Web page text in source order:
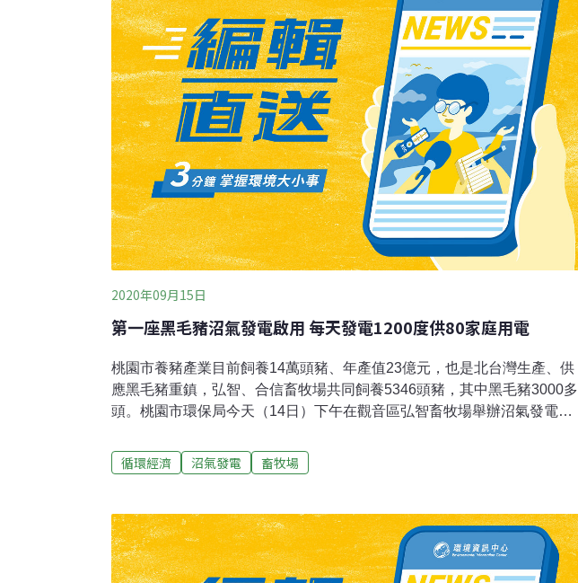
2020年09月15日
第一座黑毛豬沼氣發電啟用 每天發電1200度供80家庭用電
桃園市養豬產業目前飼養14萬頭豬、年產值23億元，也是北台灣生產、供
應黑毛豬重鎮，弘智、合信畜牧場共同飼養5346頭豬，其中黑毛豬3000多
頭。桃園市環保局今天（14日）下午在觀音區弘智畜牧場舉辦沼氣發電啟
也是桃園35家畜牧場的第一家啟用沼氣發電畜牧場。呂理德表示，養豬會
產生高濃度豬糞尿廢水，利用蒐集的沼氣轉化熱能發電，廢水處理後乾淨
至比煤、天然氣更高，以該場每天發電量1200度，可供應80個家庭用電使
用，每年減少3700公噸二氧化碳排放量，既可解決養豬場汙染，還可生產
綠電、達到減碳的循環經濟目標。
循環經濟 沼氣發電 畜牧場